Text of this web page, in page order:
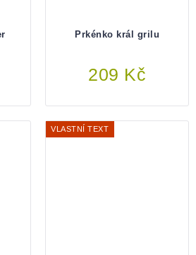
Prkénko král grilu
209 Kč
Do košíku
VLASTNÍ TEXT